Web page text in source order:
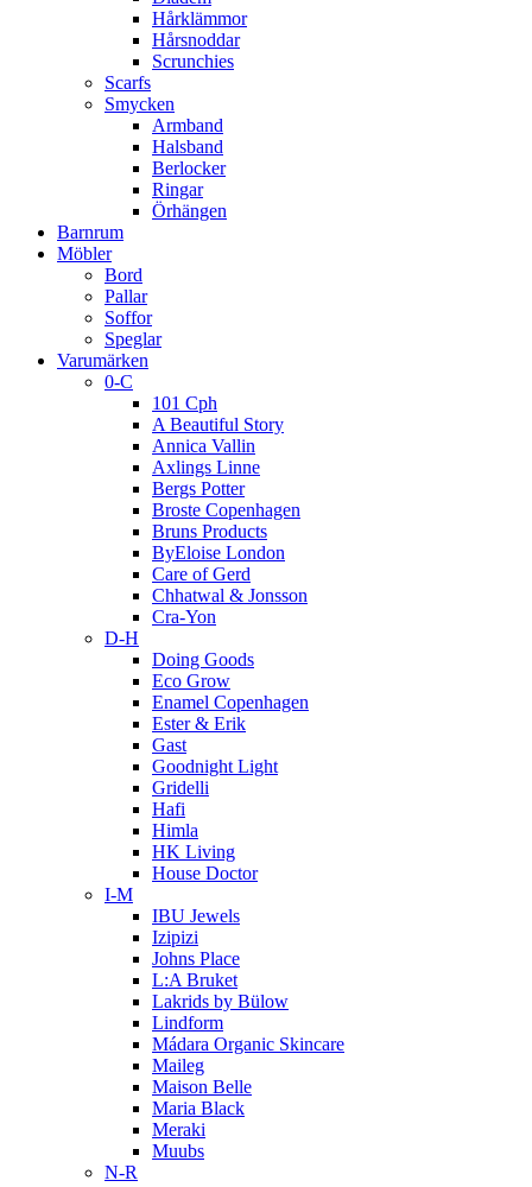
Hårklämmor
Hårsnoddar
Scrunchies
Scarfs
Smycken
Armband
Halsband
Berlocker
Ringar
Örhängen
Barnrum
Möbler
Bord
Pallar
Soffor
Speglar
Varumärken
0-C
101 Cph
A Beautiful Story
Annica Vallin
Axlings Linne
Bergs Potter
Broste Copenhagen
Bruns Products
ByEloise London
Care of Gerd
Chhatwal & Jonsson
Cra-Yon
D-H
Doing Goods
Eco Grow
Enamel Copenhagen
Ester & Erik
Gast
Goodnight Light
Gridelli
Hafi
Himla
HK Living
House Doctor
I-M
IBU Jewels
Izipizi
Johns Place
L:A Bruket
Lakrids by Bülow
Lindform
Mádara Organic Skincare
Maileg
Maison Belle
Maria Black
Meraki
Muubs
N-R